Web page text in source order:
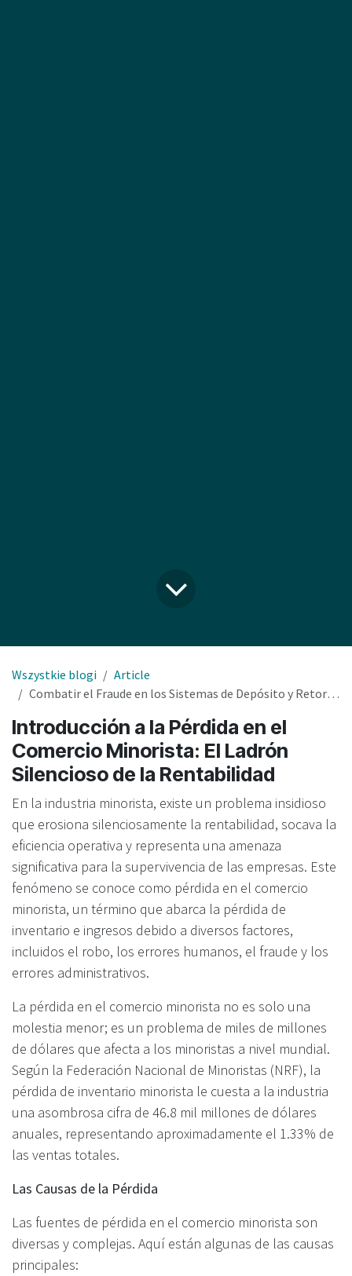
Wszystkie blogi
Article
Combatir el Fraude en los Sistemas de Depósito y Retorno: El Papel de la Tecnología Avanzada en las Máquinas Expendedora Inversa
Introducción a la Pérdida en el
Comercio Minorista: El Ladrón
Silencioso de la Rentabilidad
En la industria minorista, existe un problema insidioso
que erosiona silenciosamente la rentabilidad, socava la
eficiencia operativa y representa una amenaza
significativa para la supervivencia de las empresas. Este
fenómeno se conoce como pérdida en el comercio
minorista, un término que abarca la pérdida de
inventario e ingresos debido a diversos factores,
incluidos el robo, los errores humanos, el fraude y los
errores administrativos.
La pérdida en el comercio minorista no es solo una
molestia menor; es un problema de miles de millones
de dólares que afecta a los minoristas a nivel mundial.
Según la Federación Nacional de Minoristas (NRF), la
pérdida de inventario minorista le cuesta a la industria
una asombrosa cifra de 46.8 mil millones de dólares
anuales, representando aproximadamente el 1.33% de
las ventas totales.
Las Causas de la Pérdida
Las fuentes de pérdida en el comercio minorista son
diversas y complejas. Aquí están algunas de las causas
principales: